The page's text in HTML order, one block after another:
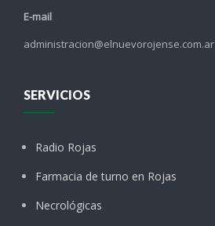
E-mail
administracion@elnuevorojense.com.ar
SERVICIOS
Radio Rojas
Farmacia de turno en Rojas
Necrológicas